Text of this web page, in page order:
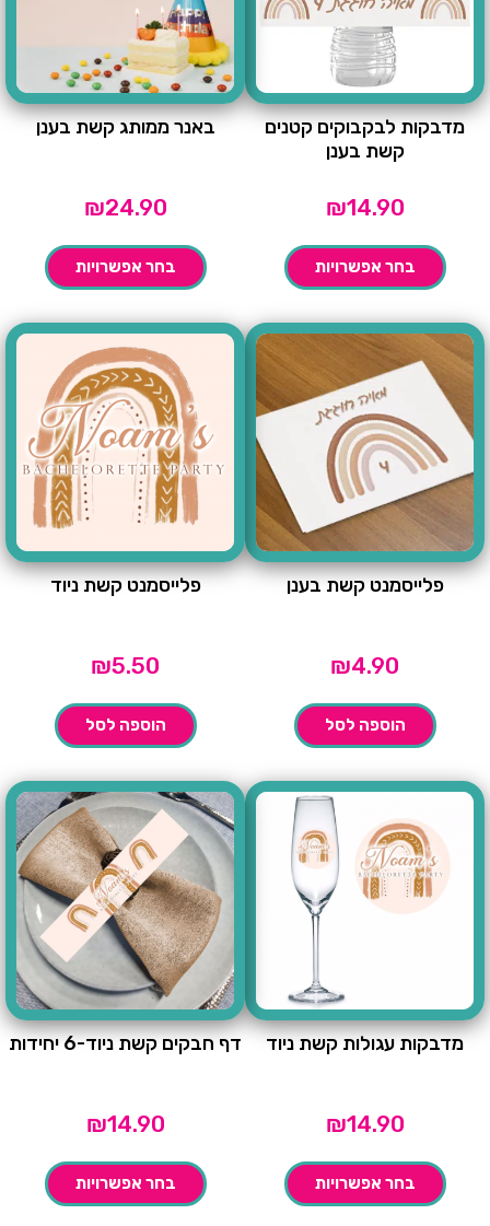
מדבקות לבקבוקים קטנים
קשת בענן
₪14.90
בחר אפשרויות
באנר ממותג קשת בענן
₪24.90
בחר אפשרויות
פלייסמנט קשת בענן
₪4.90
הוספה לסל
פלייסמנט קשת ניוד
₪5.50
הוספה לסל
מדבקות עגולות קשת ניוד
₪14.90
בחר אפשרויות
דף חבקים קשת ניוד-6 יחידות
₪14.90
בחר אפשרויות